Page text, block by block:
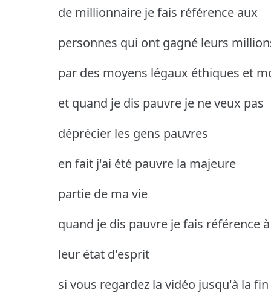
de millionnaire je fais référence aux
personnes qui ont gagné leurs
par des moyens légaux éthiques et
et quand je dis pauvre je ne veux pas
déprécier les gens pauvres
en fait j'ai été pauvre la majeure
partie de ma vie
quand je dis pauvre je fais référence à
leur état d'esprit
si vous regardez la vidéo jusqu'à la fin